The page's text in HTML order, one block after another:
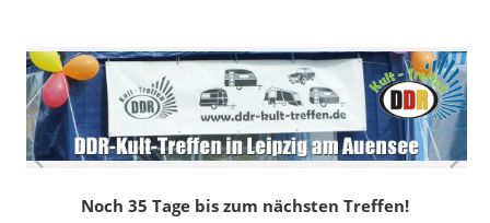
springen
DDR-
Kult-
Treffen
in
Noch 35 Tage bis zum nächsten Treffen!